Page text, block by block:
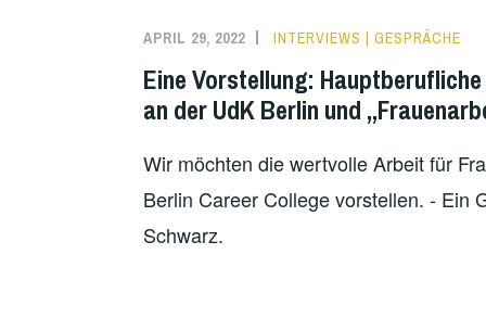
APRIL 29, 2022 INTERVIEWS | GESPRÄCHE
Eine Vorstellung:
an der UdK Berlin und
Wir möchten die wertvolle Arbeit für
Berlin Career College vorstellen. - Ein
Schwarz.